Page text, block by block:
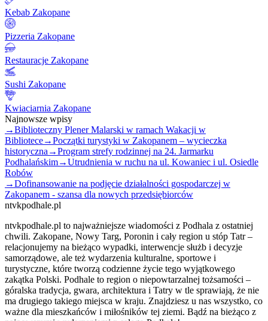
Kebab Zakopane
Pizzeria Zakopane
Restauracje Zakopane
Sushi Zakopane
Kwiaciarnia Zakopane
Najnowsze wpisy
→Biblioteczny Plener Malarski w ramach Wakacji w
Bibliotece→Początki turystyki w Zakopanem – wycieczka
historyczna →Program strefy rodzinnej na 24. Jarmarku
Podhalańskim→Utrudnienia w ruchu na ul. Kowaniec i ul. Osiedle
Robów
→Dofinansowanie na podjęcie działalności gospodarczej w
Zakopanem - szansa dla nowych przedsiębiorców
ntvkpodhale.pl
ntvkpodhale.pl to najważniejsze wiadomości z Podhala z ostatniej
chwili. Zakopane, Nowy Targ, Poronin i cały region u stóp Tatr –
relacjonujemy na bieżąco wypadki, interwencje służb i decyzje
samorządowe, ale też wydarzenia kulturalne, sportowe i
turystyczne, które tworzą codzienne życie tego wyjątkowego
zakątka Polski. Podhale to region o niepowtarzalnej tożsamości –
góralska tradycja, gwara, architektura i Tatry w tle sprawiają, że nie
ma drugiego takiego miejsca w kraju. Znajdziesz u nas wszystko, co
ważne dla mieszkańców i miłośników tej ziemi. Bądź na bieżąco z